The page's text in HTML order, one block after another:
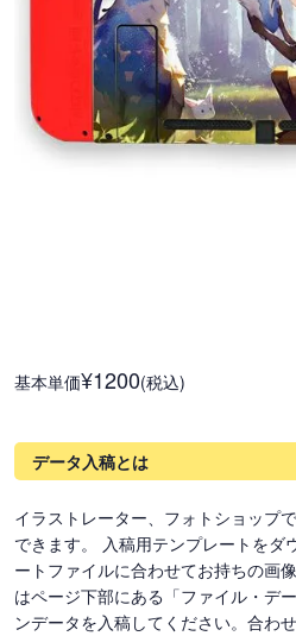
基本単価¥1200(税込)
データ入稿とは
イラストレーター、フォトショップ
できます。 入稿用テンプレートをダ
ートファイルに合わせてお持ちの画
はページ下部にある「ファイル・デ
ンデータを入稿してください。合わ